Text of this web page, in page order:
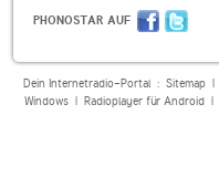
PHONOSTAR AUF
Dein Internetradio-Portal : Sitemap|
Windows| Radioplayer für Android|